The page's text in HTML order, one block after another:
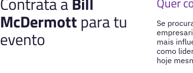
McDermott para tu
evento
Se
mais
como
hoje